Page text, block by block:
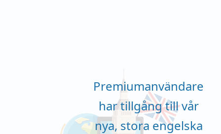
Premiumanvändare
har tillgång till vår
nya, stora engelska